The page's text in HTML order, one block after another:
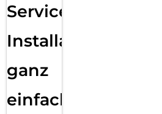
Services
Installation
ganz
einfach